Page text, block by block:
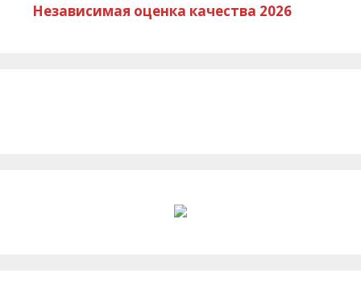
Независимая оценка качества 2026